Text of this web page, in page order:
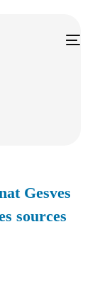
Gesves
sources